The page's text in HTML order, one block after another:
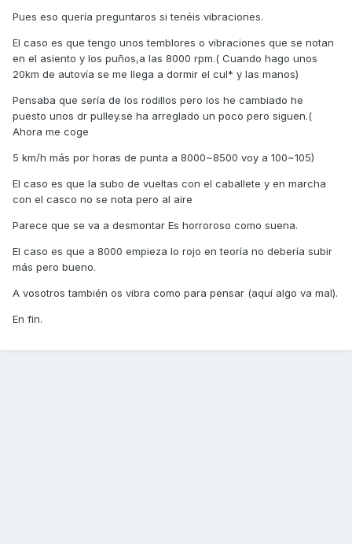
Pues eso quería preguntaros si tenéis vibraciones.
El caso es que tengo unos temblores o vibraciones que se notan
en el asiento y los puños,a las 8000 rpm.( Cuando hago unos
20km de autovía se me llega a dormir el cul* y las manos)
Pensaba que sería de los rodillos pero los he cambiado he
puesto unos dr pulley.se ha arreglado un poco pero siguen.(
Ahora me coge
5 km/h más por horas de punta a 8000~8500 voy a 100~105)
El caso es que la subo de vueltas con el caballete y en marcha
con el casco no se nota pero al aire
Parece que se va a desmontar Es horroroso como suena.
El caso es que a 8000 empieza lo rojo en teoría no debería subir
más pero bueno.
A vosotros también os vibra como para pensar (aquí algo va mal).
En fin.